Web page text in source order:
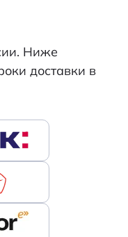
Ниже
доставки в